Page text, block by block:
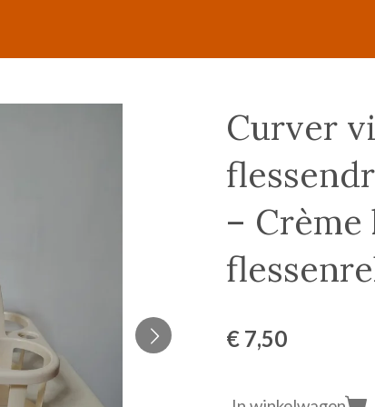
Curver
–
€ 7,50